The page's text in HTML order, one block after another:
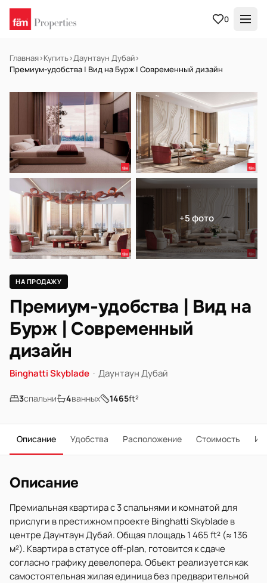
0
Главная›Купить›Даунтаун Дубай›
Премиум-удобства | Вид на Бурж | Современный дизайн
НА ПРОДАЖУ Off-plan
+5 фото
НА ПРОДАЖУ
Премиум-удобства | Вид на
Бурж | Современный
дизайн
Binghatti Skyblade · Даунтаун Дубай
3спальни 4ванных 1465ft²
Описание Удобства Расположение Стоимость
Описание
Премиальная квартира с 3 спальнями и комнатой для
прислуги в престижном проекте Binghatti Skyblade в
центре Даунтаун Дубай. Общая площадь 1 465 ft² (≈ 136
м²). Квартира в статусе off-plan, готовится к сдаче
согласно графику девелопера. Объект реализуется как
самостоятельная жилая единица без предварительной